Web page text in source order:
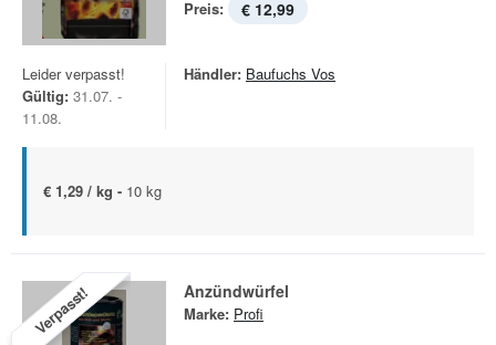
Preis: € 12,99
Leider verpasst!
Gültig: 31.07. -
11.08.
Händler: Baufuchs Vos
€ 1,29 / kg - 10 kg
Verpasst! Anzündwürfel
Marke: Profi